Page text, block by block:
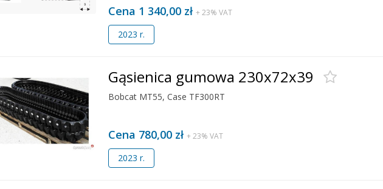
Cena 1 340,00 zł + 23% VAT
2023 r.
Gąsienica gumowa 230x72x39
Bobcat MT55, Case TF300RT
Cena 780,00 zł + 23% VAT
2023 r.